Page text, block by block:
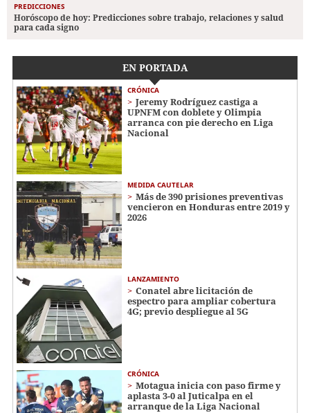
PREDICCIONES
Horóscopo de hoy: Predicciones sobre trabajo, relaciones y salud
para cada signo
EN PORTADA
CRÓNICA
Jeremy Rodríguez castiga a
UPNFM con doblete y Olimpia
arranca con pie derecho en Liga
Nacional
MEDIDA CAUTELAR
Más de 390 prisiones preventivas
vencieron en Honduras entre 2019 y
2026
LANZAMIENTO
Conatel abre licitación de
espectro para ampliar cobertura
4G; previo despliegue al 5G
CRÓNICA
Motagua inicia con paso firme y
aplasta 3-0 al Juticalpa en el
arranque de la Liga Nacional